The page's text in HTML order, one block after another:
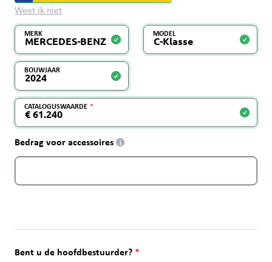
Weet ik niet
MERK MODEL
BOUWJAAR
CATALOGUSWAARDE
Bedrag voor accessoires i
Bent u de hoofdbestuurder?